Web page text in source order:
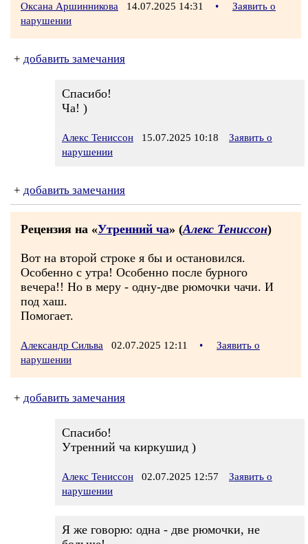
Оксана Аршинникова 14.07.2025 14:31 •
Заявить о
нарушении
+ добавить замечания
Спасибо!
Ча! )
Алекс Тениссон 15.07.2025 10:18
Заявить о
нарушении
+ добавить замечания
Рецензия на «Утренний ча» (Алекс Тениссон)
Вот на второй строке я бы и остановился.
Особенно с утра! Особенно после бурного
вечера!! Но в меру - одну-две рюмочки чачи. И
под хаш.
Помогает.
Александр Сильва 02.07.2025 12:11 •
Заявить о
нарушении
+ добавить замечания
Спасибо!
Утренний ча киркушид )
Алекс Тениссон 02.07.2025 12:57
Заявить о
нарушении
Я же говорю: одна - две рюмочки, не